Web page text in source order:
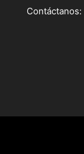
Contáctanos: